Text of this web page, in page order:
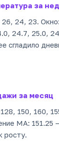
за
24, 23. Окно:
24.7, 25.0,
сгладило
за месяц
150, 160,
MA: 151.25
росту.